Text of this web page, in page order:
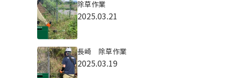
除草作業
2025.03.21
長崎 除草作業
2025.03.19